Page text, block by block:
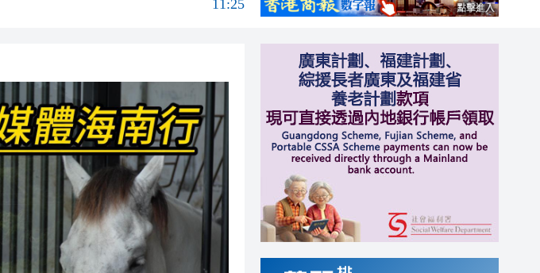
11:25
11:13
11:03
11:25
11:25